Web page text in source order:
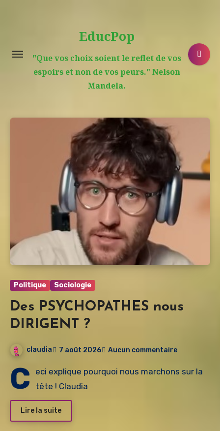
EducPop
"Que vos choix soient le reflet de vos
espoirs et non de vos peurs." Nelson
Mandela.
Politique Sociologie
Des PSYCHOPATHES nous
DIRIGENT ?
claudia 7 août 2026 Aucun commentaire
C
eci explique pourquoi nous marchons sur la
tête ! Claudia
Lire la suite